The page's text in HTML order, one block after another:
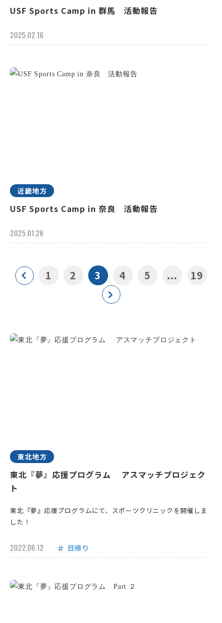
USF Sports Camp in 群馬 活動報告
2025.02.16
近畿地方
USF Sports Camp in 奈良 活動報告
2025.01.26
1 2 3 4 5 ... 19
東北地方
東北『夢』応援プログラム アスマッチプロジェク
ト
東北『夢』応援プログラムにて、スポーツクリニックを開催しま
した！
2022.06.12 日帰り